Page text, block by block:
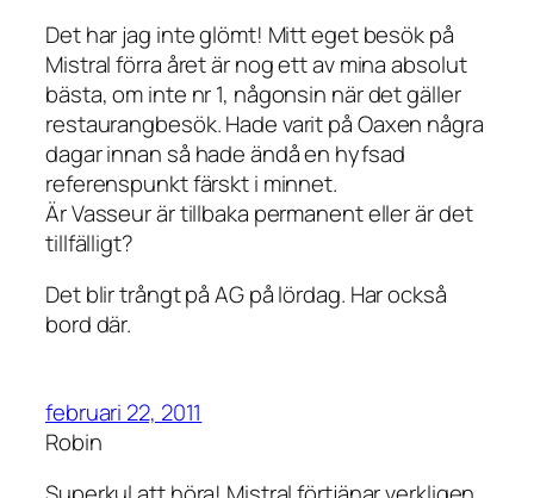
Det har jag inte glömt! Mitt eget besök på
Mistral förra året är nog ett av mina absolut
bästa, om inte nr 1, någonsin när det gäller
restaurangbesök. Hade varit på Oaxen några
dagar innan så hade ändå en hyfsad
referenspunkt färskt i minnet.
Är Vasseur är tillbaka permanent eller är det
tillfälligt?
Det blir trångt på AG på lördag. Har också
bord där.
februari 22, 2011
Robin